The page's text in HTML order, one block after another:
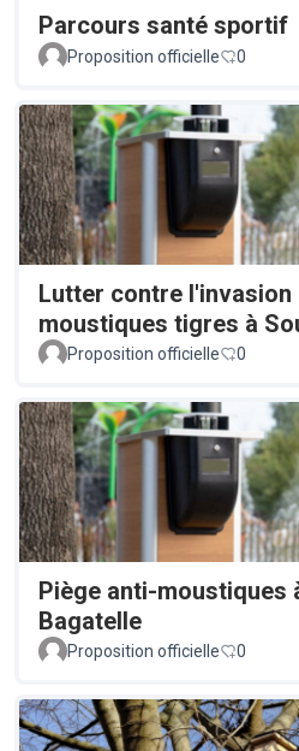
Parcours santé sportif
Proposition officielle
0
Lutter contre l'invasion
moustiques tigres à
Proposition officielle 0
Piège anti-moustiques
Bagatelle
Proposition officielle
0